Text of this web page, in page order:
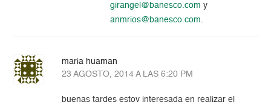
girangel@banesco.com y
anmrios@banesco.com
maria huaman
23 AGOSTO, 2014 A LAS 6:20 PM
buenas tardes estoy interesada en realizar el